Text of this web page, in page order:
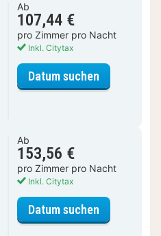
Ab
107,44 €
pro Zimmer pro Nacht
Inkl. Citytax
Datum suchen
Ab
153,56 €
pro Zimmer pro Nacht
Inkl. Citytax
Datum suchen